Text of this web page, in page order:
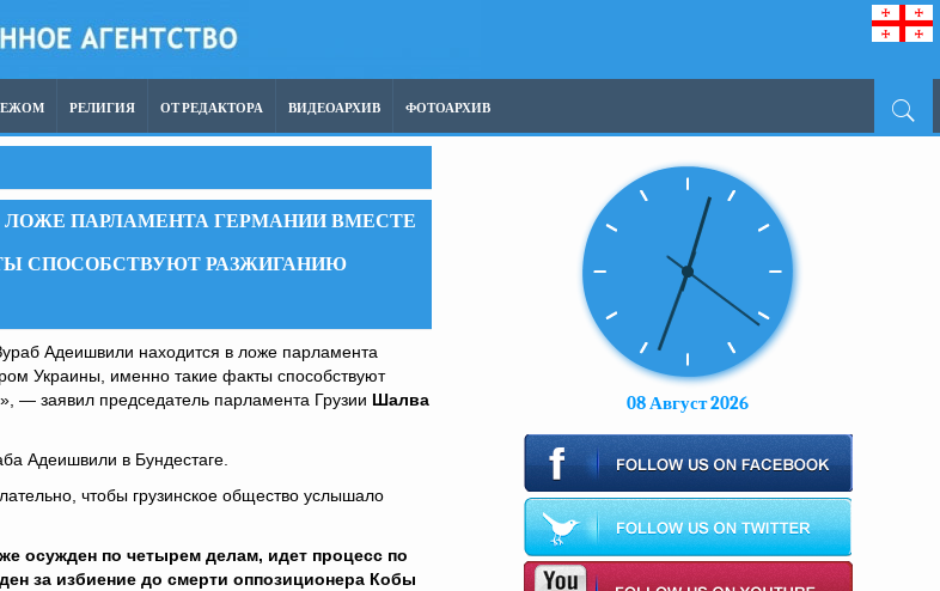
РЕЛИГИЯ ОТ РЕДАКТОРА ВИДЕОАРХИВ ФОТОАРХИВ
ПАРЛАМЕНТА ГЕРМАНИИ ВМЕСТЕ
СПОСОБСТВУЮТ РАЗЖИГАНИЮ
Зураб Адеишвили находится в ложе парламента
Украины, именно такие факты способствуют
— заявил председатель парламента Грузии Шалва
Адеишвили в Бундестаге.
чтобы грузинское общество услышало
осужден по четырем делам, идет процесс по
за избиение до смерти оппозиционера Кобы
08 Август 2026